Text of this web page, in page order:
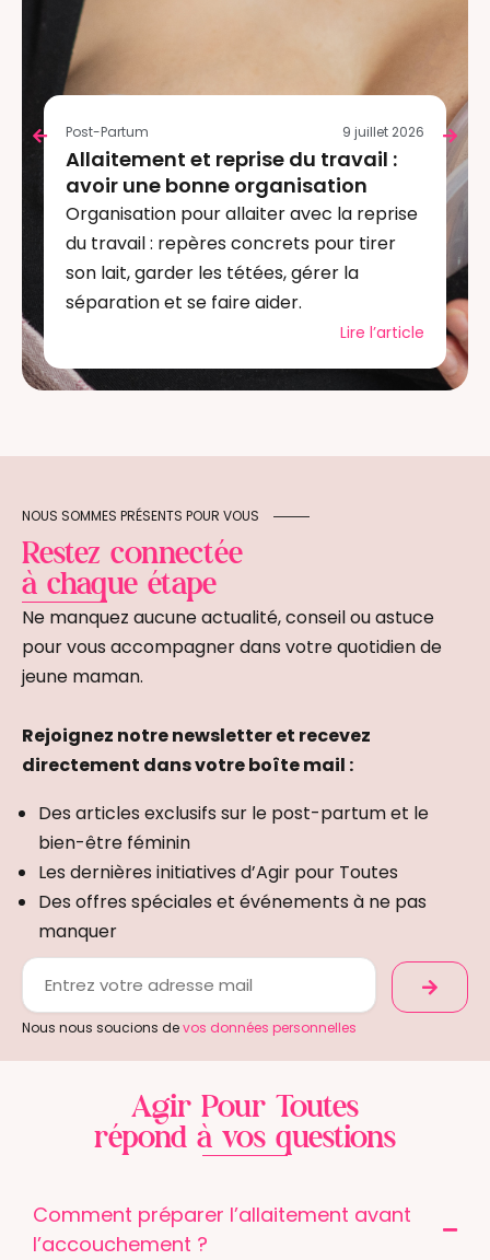
Post-Partum 9 juillet 2026
Allaitement et reprise du travail :
avoir une bonne organisation
Organisation pour allaiter avec la reprise
du travail : repères concrets pour tirer
son lait, garder les tétées, gérer la
séparation et se faire aider.
Lire l’article
NOUS SOMMES PRÉSENTS POUR VOUS
Restez connectée
à chaque étape
Ne manquez aucune actualité, conseil ou astuce
pour vous accompagner dans votre quotidien de
jeune maman.
Rejoignez notre newsletter et recevez
directement dans votre boîte mail :
Des articles exclusifs sur le post-partum et le
bien-être féminin
Les dernières initiatives d’Agir pour Toutes
Des offres spéciales et événements à ne pas
manquer
Nous nous soucions devos données personnelles
Agir Pour Toutes
répond à vos questions
Comment préparer l’allaitement avant
l’accouchement ?